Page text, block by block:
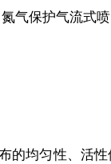
保护气流式
匀性、活性